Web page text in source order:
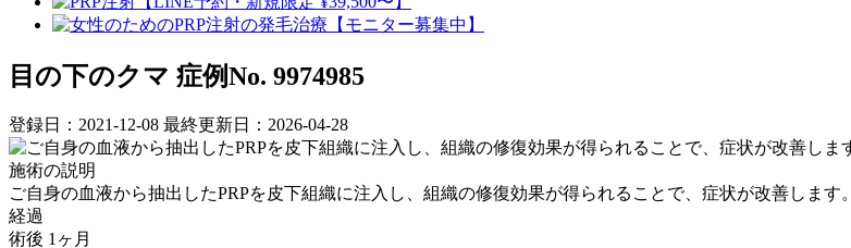
目の下のクマ 症例No. 9974985
登録日：2021-12-08 最終更新日：2026-04-28
施術の説明
ご自身の血液から抽出したPRPを皮下組織に注入し、組織の修復効果が得られることで、症状が改善します。
経過
術後 1ヶ月